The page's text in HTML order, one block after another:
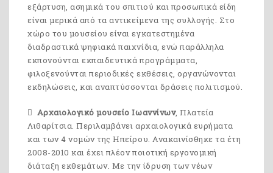
εξάρτυση, ασημικά του σπιτιού και προσωπικά είδη
είναι μερικά από τα αντικείμενα της συλλογής. Στο
χώρο του μουσείου είναι εγκατεστημένα
διαδραστικά ψηφιακά παιχνίδια, ενώ παράλληλα
εκπονούνται εκπαιδευτικά προγράμματα,
φιλοξενούνται περιοδικές εκθέσεις, οργανώνονται
εκδηλώσεις, και αναπτύσσονται δράσεις πολιτισμού.
Αρχαιολογικό μουσείο Ιωαννίνων, Πλατεία
Λιθαρίτσια. Περιλαμβάνει αρχαιολογικά ευρήματα
και των 4 νομών της Ηπείρου. Ανακαινίσθηκε τα έτη
2008-2010 και έχει πλέον ποιοτική εργονομική
διάταξη εκθεμάτων. Με την ίδρυση των νέων